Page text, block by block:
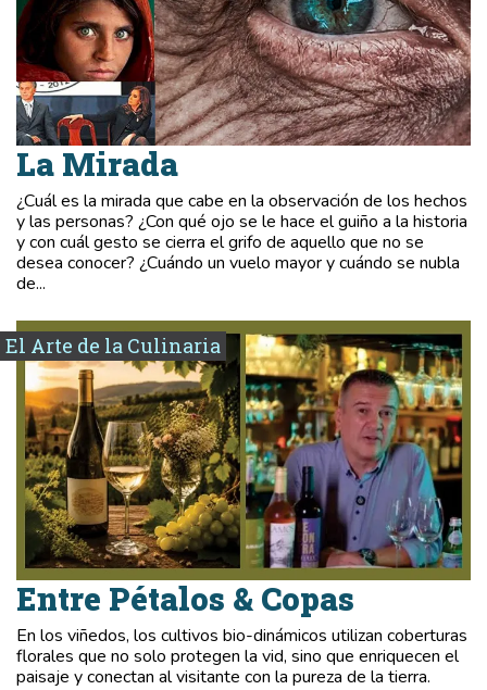
La Mirada
¿Cuál es la mirada que cabe en la observación de los hechos
y las personas? ¿Con qué ojo se le hace el guiño a la historia
y con cuál gesto se cierra el grifo de aquello que no se
desea conocer? ¿Cuándo un vuelo mayor y cuándo se nubla
de...
El Arte de la Culinaria
Entre Pétalos & Copas
En los viñedos, los cultivos bio-dinámicos utilizan coberturas
florales que no solo protegen la vid, sino que enriquecen el
paisaje y conectan al visitante con la pureza de la tierra.